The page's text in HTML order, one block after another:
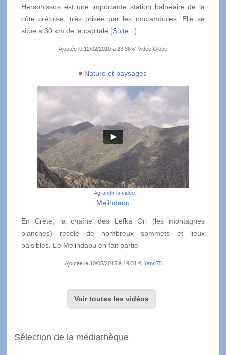
Hersonissos est une importante station balnéaire de la
côte crétoise, très prisée par les noctambules. Elle se
situe a 30 km de la capitale [Suite...]
Ajoutée le 12/02/2010 à 23:38 © Vidéo Globe
Nature et paysages
Agrandir la vidéo
Melindaou
En Crète, la chaîne des Lefka Ori (les montagnes
blanches) recèle de nombreux sommets et lieux
paisibles. Le Melindaou en fait partie
Ajoutée le 10/05/2015 à 19:31 © Yann75
Voir toutes les vidéos
Sélection de la médiathèque